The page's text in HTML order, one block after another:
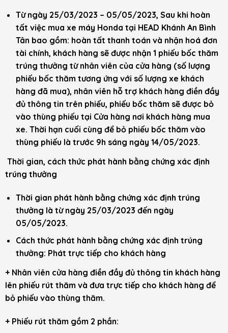
Từ ngày 25/03/2023 – 05/05/2023, Sau khi hoàn
tất việc mua xe máy Honda tại HEAD Khánh An Bình
Tân bao gồm: hoàn tất thanh toán và nhận hoá đơn
tài chính, khách hàng sẽ được nhận 1 phiếu bốc thăm
trúng thưởng từ nhân viên của cửa hàng (số lượng
phiếu bốc thăm tương ứng với số lượng xe khách
hàng đã mua), nhân viên hỗ trợ khách hàng điền đầy
đủ thông tin trên phiếu, phiếu bốc thăm sẽ được bỏ
vào thùng phiếu tại Cửa hàng nơi khách hàng mua
xe. Thời hạn cuối cùng để bỏ phiếu bốc thăm vào
thùng phiếu là trước 9h sáng ngày 14/05/2023.
Thời gian, cách thức phát hành bằng chứng xác định
trúng thưởng
Thời gian phát hành bằng chứng xác định trúng
thưởng là từ ngày 25/03/2023 đến ngày
05/05/2023.
Cách thức phát hành bằng chứng xác định trúng
thưởng: Phát trực tiếp cho khách hàng
+ Nhân viên cửa hàng điền đầy đủ thông tin khách hàng
lên phiếu rút thăm và đưa trực tiếp cho khách hàng để
bỏ phiếu vào thùng thăm.
+ Phiếu rút thăm gồm 2 phần: